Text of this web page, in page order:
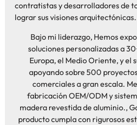
contratistas y desarrolladores de
lograr sus visiones
Bajo mi liderazgo, Hemos
soluciones personalizadas a
Europa, el Medio Oriente, y el
apoyando sobre 500
comerciales a gran escala.
fabricación OEM/ODM y
madera revestida de aluminio.,
producto cumpla con rigurosos